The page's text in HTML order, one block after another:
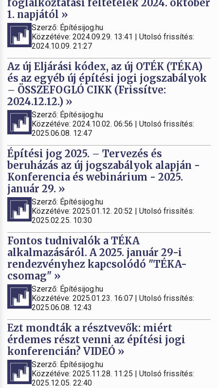
foglalkoztatási feltételek 2024. október
1. napjától »
Szerző: Építésijog.hu
Közzétéve: 2024.09.29. 13:41 | Utolsó frissítés:
2024.10.09. 21:27
Az új Eljárási kódex, az új OTÉK (TÉKA)
és az egyéb új építési jogi jogszabályok
– ÖSSZEFOGLÓ CIKK (Frissítve:
2024.12.12.) »
Szerző: Építésijog.hu
Közzétéve: 2024.10.02. 06:56 | Utolsó frissítés:
2025.06.08. 12:47
Építési jog 2025. – Tervezés és
beruházás az új jogszabályok alapján -
Konferencia és webinárium - 2025.
január 29. »
Szerző: Építésijog.hu
Közzétéve: 2025.01.12. 20:52 | Utolsó frissítés:
2025.02.25. 10:30
Fontos tudnivalók a TÉKA
alkalmazásáról. A 2025. január 29-i
rendezvényhez kapcsolódó "TÉKA-
csomag" »
Szerző: Építésijog.hu
Közzétéve: 2025.01.23. 16:07 | Utolsó frissítés:
2025.06.08. 12:43
Ezt mondták a résztvevők: miért
érdemes részt venni az építési jogi
konferencián? VIDEÓ »
Szerző: Építésijog.hu
Közzétéve: 2025.11.28. 11:25 | Utolsó frissítés:
2025.12.05. 22:40